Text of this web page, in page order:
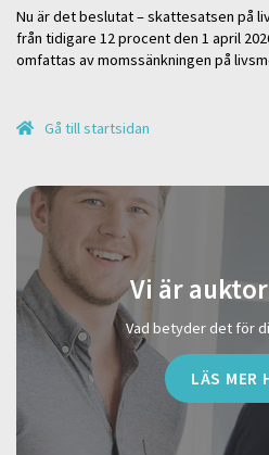
Nu är det beslutat – skattesatsen på
från tidigare 12 procent den 1 april
omfattas av momssänkningen på
Gå till startsidan
Vi är
Vad betyder det för
LÄS MER